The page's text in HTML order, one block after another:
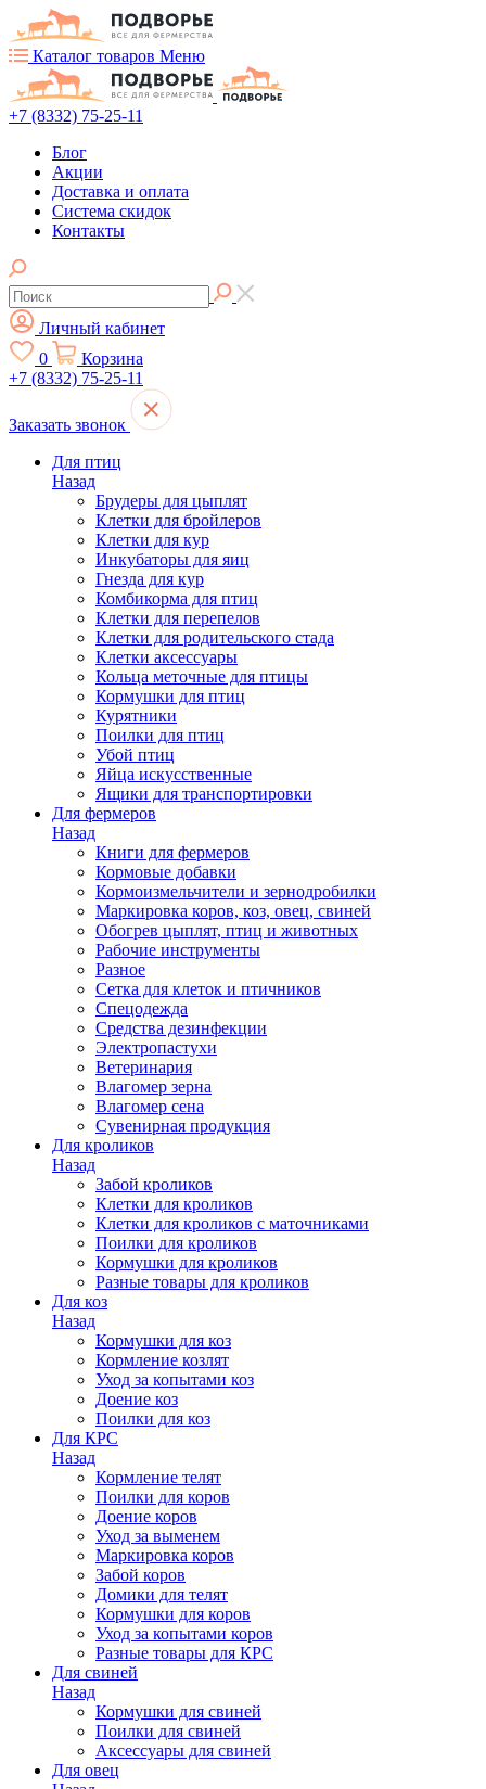
Каталог товаров Меню
+7 (8332) 75-25-11
Блог
Акции
Доставка и оплата
Система скидок
Контакты
Личный кабинет
0
Корзина
+7 (8332) 75-25-11
Заказать звонок
Для птиц
Назад
Брудеры для цыплят
Клетки для бройлеров
Клетки для кур
Инкубаторы для яиц
Гнезда для кур
Комбикорма для птиц
Клетки для перепелов
Клетки для родительского стада
Клетки аксессуары
Кольца меточные для птицы
Кормушки для птиц
Курятники
Поилки для птиц
Убой птиц
Яйца искусственные
Ящики для транспортировки
Для фермеров
Назад
Книги для фермеров
Кормовые добавки
Кормоизмельчители и зернодробилки
Маркировка коров, коз, овец, свиней
Обогрев цыплят, птиц и животных
Рабочие инструменты
Разное
Сетка для клеток и птичников
Спецодежда
Средства дезинфекции
Электропастухи
Ветеринария
Влагомер зерна
Влагомер сена
Сувенирная продукция
Для кроликов
Назад
Забой кроликов
Клетки для кроликов
Клетки для кроликов с маточниками
Поилки для кроликов
Кормушки для кроликов
Разные товары для кроликов
Для коз
Назад
Кормушки для коз
Кормление козлят
Уход за копытами коз
Доение коз
Поилки для коз
Для КРС
Назад
Кормление телят
Поилки для коров
Доение коров
Уход за выменем
Маркировка коров
Забой коров
Домики для телят
Кормушки для коров
Уход за копытами коров
Разные товары для КРС
Для свиней
Назад
Кормушки для свиней
Поилки для свиней
Аксессуары для свиней
Для овец